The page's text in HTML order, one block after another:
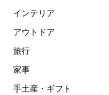
インテリア
アウトドア
旅行
家事
手土産・ギフト